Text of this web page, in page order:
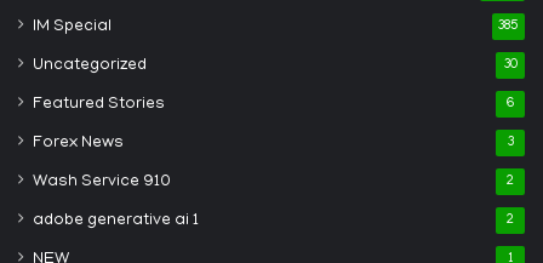
IM Special 385
Uncategorized 30
Featured Stories 6
Forex News 3
Wash Service 910 2
adobe generative ai 1 2
1